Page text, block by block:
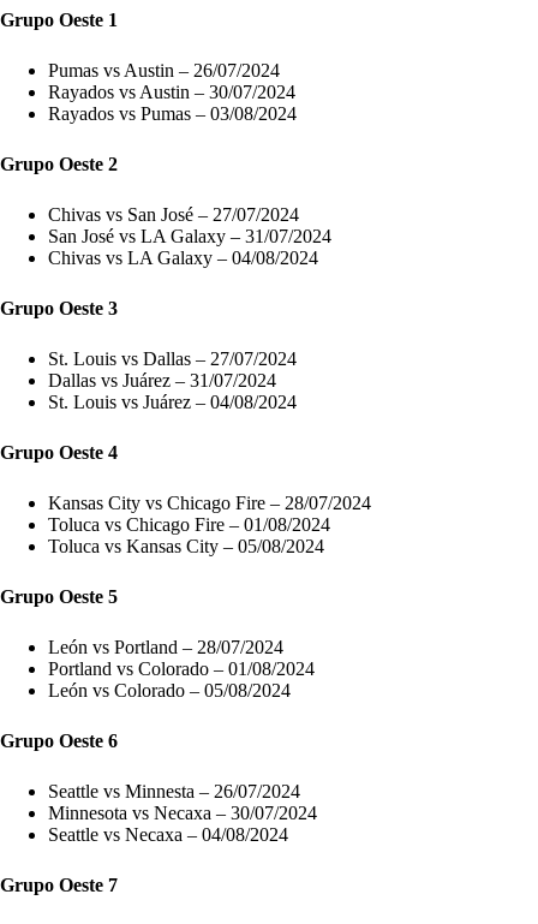
Grupo Oeste 1
Pumas vs Austin – 26/07/2024
Rayados vs Austin – 30/07/2024
Rayados vs Pumas – 03/08/2024
Grupo Oeste 2
Chivas vs San José – 27/07/2024
San José vs LA Galaxy – 31/07/2024
Chivas vs LA Galaxy – 04/08/2024
Grupo Oeste 3
St. Louis vs Dallas – 27/07/2024
Dallas vs Juárez – 31/07/2024
St. Louis vs Juárez – 04/08/2024
Grupo Oeste 4
Kansas City vs Chicago Fire – 28/07/2024
Toluca vs Chicago Fire – 01/08/2024
Toluca vs Kansas City – 05/08/2024
Grupo Oeste 5
León vs Portland – 28/07/2024
Portland vs Colorado – 01/08/2024
León vs Colorado – 05/08/2024
Grupo Oeste 6
Seattle vs Minnesta – 26/07/2024
Minnesota vs Necaxa – 30/07/2024
Seattle vs Necaxa – 04/08/2024
Grupo Oeste 7